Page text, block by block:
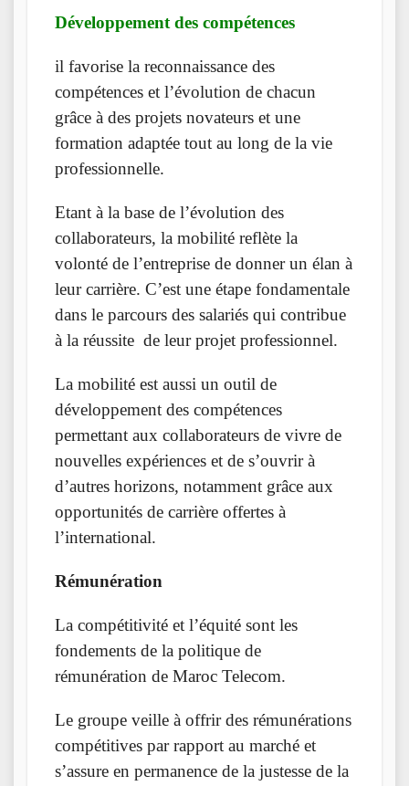
Développement des compétences
il favorise la reconnaissance des
compétences et l’évolution de chacun
grâce à des projets novateurs et une
formation adaptée tout au long de la vie
professionnelle.
Etant à la base de l’évolution des
collaborateurs, la mobilité reflète la
volonté de l’entreprise de donner un élan à
leur carrière. C’est une étape fondamentale
dans le parcours des salariés qui contribue
à la réussite de leur projet professionnel.
La mobilité est aussi un outil de
développement des compétences
permettant aux collaborateurs de vivre de
nouvelles expériences et de s’ouvrir à
d’autres horizons, notamment grâce aux
opportunités de carrière offertes à
l’international.
Rémunération
La compétitivité et l’équité sont les
fondements de la politique de
rémunération de Maroc Telecom.
Le groupe veille à offrir des rémunérations
compétitives par rapport au marché et
s’assure en permanence de la justesse de la